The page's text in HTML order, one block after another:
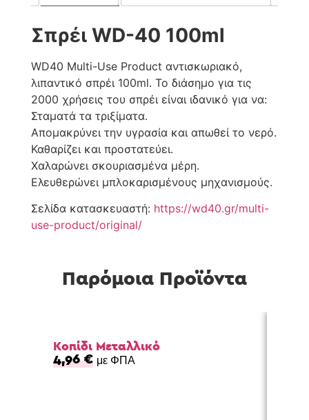
Σπρέι WD-40 100ml
WD40 Multi-Use Product αντισκωριακό,
λιπαντικό σπρέι 100ml. Το διάσημο για τις
2000 χρήσεις του σπρέι είναι ιδανικό για να:
Σταματά τα τριξίματα.
Απομακρύνει την υγρασία και απωθεί το νερό.
Καθαρίζει και προστατεύει.
Χαλαρώνει σκουριασμένα μέρη.
Ελευθερώνει μπλοκαρισμένους μηχανισμούς.
Σελίδα κατασκευαστή: https://wd40.gr/multi-
use-product/original/
Παρόμοια Προϊόντα
Κοπίδι Μεταλλικό
4,96€ με ΦΠΑ